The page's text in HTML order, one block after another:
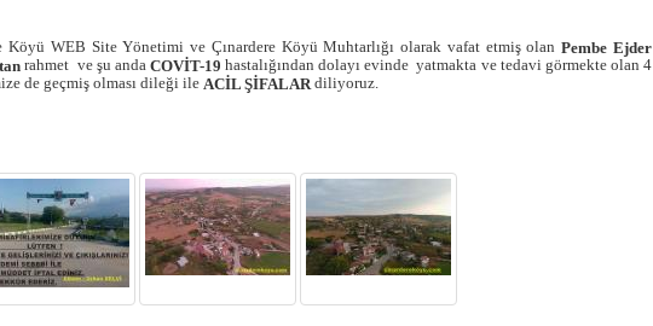
Site Yönetimi ve Çınardere Köyü Muhtarlığı olarak vafat etmiş olanPembe Ejder
rahmet ve şu anda COVİT-19 hastalığından dolayı evinde yatmakta ve tedavi görmekte olan 4
de geçmiş olması dileği ile ACİL ŞİFALAR diliyoruz.